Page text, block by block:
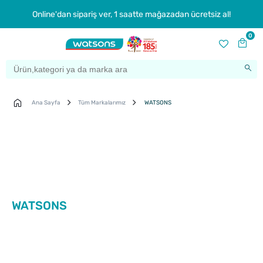
Online'dan sipariş ver, 1 saatte mağazadan ücretsiz al!
0
Ana Sayfa Tüm Markalarımız WATSONS
WATSONS